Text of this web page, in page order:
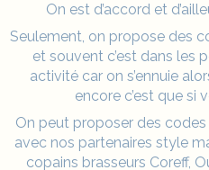
On est d’accord et
Seulement, on propose des
et souvent c’est dans les
activité car on s’ennuie
encore c’est que si
On peut proposer des
avec nos partenaires style
copains brasseurs Coreff,